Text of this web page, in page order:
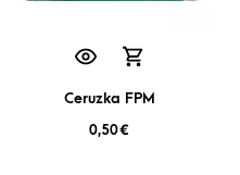
Ceruzka FPM
0,50€